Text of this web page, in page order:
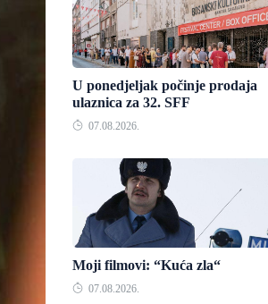
U ponedjeljak počinje prodaja
ulaznica za 32. SFF
07.08.2026.
Moji filmovi: “Kuća zla“
07.08.2026.